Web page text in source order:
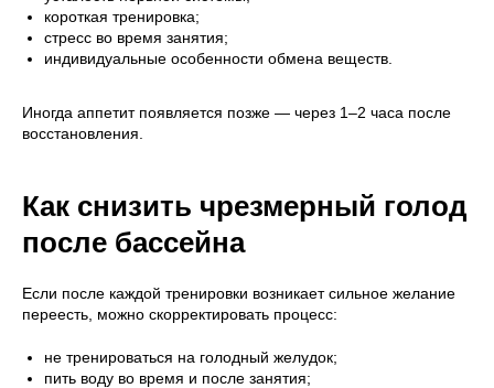
короткая тренировка;
стресс во время занятия;
индивидуальные особенности обмена веществ.
Иногда аппетит появляется позже — через 1–2 часа после
восстановления.
Как снизить чрезмерный голод
после бассейна
Если после каждой тренировки возникает сильное желание
переесть, можно скорректировать процесс:
не тренироваться на голодный желудок;
пить воду во время и после занятия;